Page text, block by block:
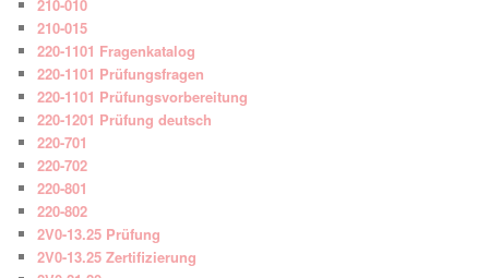
210-010
210-015
220-1101 Fragenkatalog
220-1101 Prüfungsfragen
220-1101 Prüfungsvorbereitung
220-1201 Prüfung deutsch
220-701
220-702
220-801
220-802
2V0-13.25 Prüfung
2V0-13.25 Zertifizierung